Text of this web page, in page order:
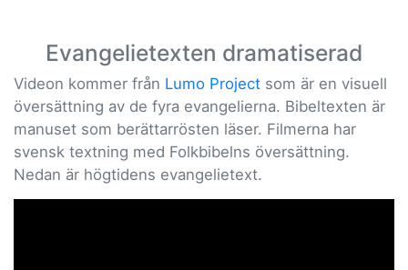
Evangelietexten dramatiserad
Videon kommer från Lumo Project som är en visuell
översättning av de fyra evangelierna. Bibeltexten är
manuset som berättarrösten läser. Filmerna har
svensk textning med Folkbibelns översättning.
Nedan är högtidens evangelietext.